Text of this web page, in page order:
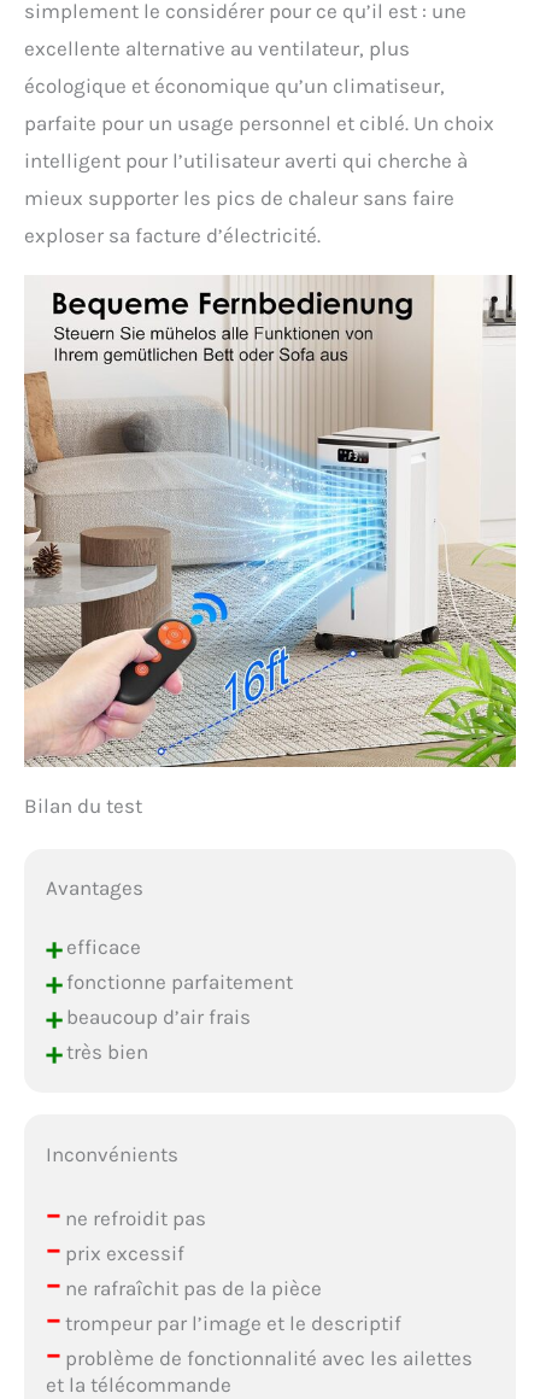
simplement le considérer pour ce qu’il est : une
excellente alternative au ventilateur, plus
écologique et économique qu’un climatiseur,
parfaite pour un usage personnel et ciblé. Un choix
intelligent pour l’utilisateur averti qui cherche à
mieux supporter les pics de chaleur sans faire
exploser sa facture d’électricité.
Bilan du test
Avantages
+efficace
+fonctionne parfaitement
+beaucoup d’air frais
+très bien
Inconvénients
–ne refroidit pas
–prix excessif
–ne rafraîchit pas de la pièce
–trompeur par l’image et le descriptif
–problème de fonctionnalité avec les ailettes
et la télécommande